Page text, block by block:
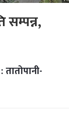
सम्पन्न,